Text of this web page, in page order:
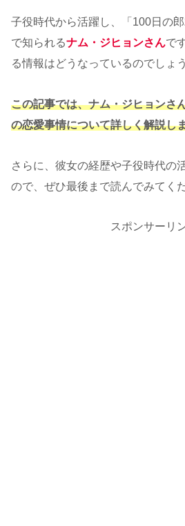
子役時代から活躍し、「100日の
で知られるナム・ジヒョンさんで
る情報はどうなっているのでしょ
この記事では、ナム・ジヒョンさ
の恋愛事情について詳しく解説し
さらに、彼女の経歴や子役時代の
ので、ぜひ最後まで読んでみてく
スポンサーリ